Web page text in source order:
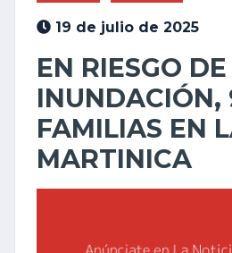
19 de julio de 2025
EN RIESGO DE
INUNDACIÓN,
FAMILIAS EN
MARTINICA